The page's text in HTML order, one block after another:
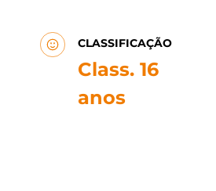
CLASSIFICAÇÃO
Class. 16
anos